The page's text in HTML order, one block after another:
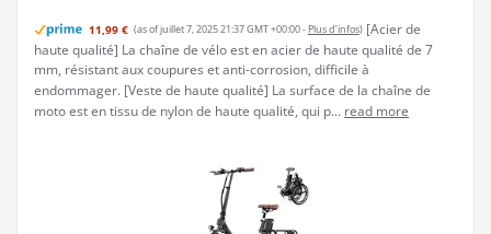
11,99 € (as of juillet 7, 2025 21:37 GMT +00:00 - Plus d’infos) [Acier de
haute qualité] La chaîne de vélo est en acier de haute qualité de 7
mm, résistant aux coupures et anti-corrosion, difficile à
endommager. [Veste de haute qualité] La surface de la chaîne de
moto est en tissu de nylon de haute qualité, qui p... read more